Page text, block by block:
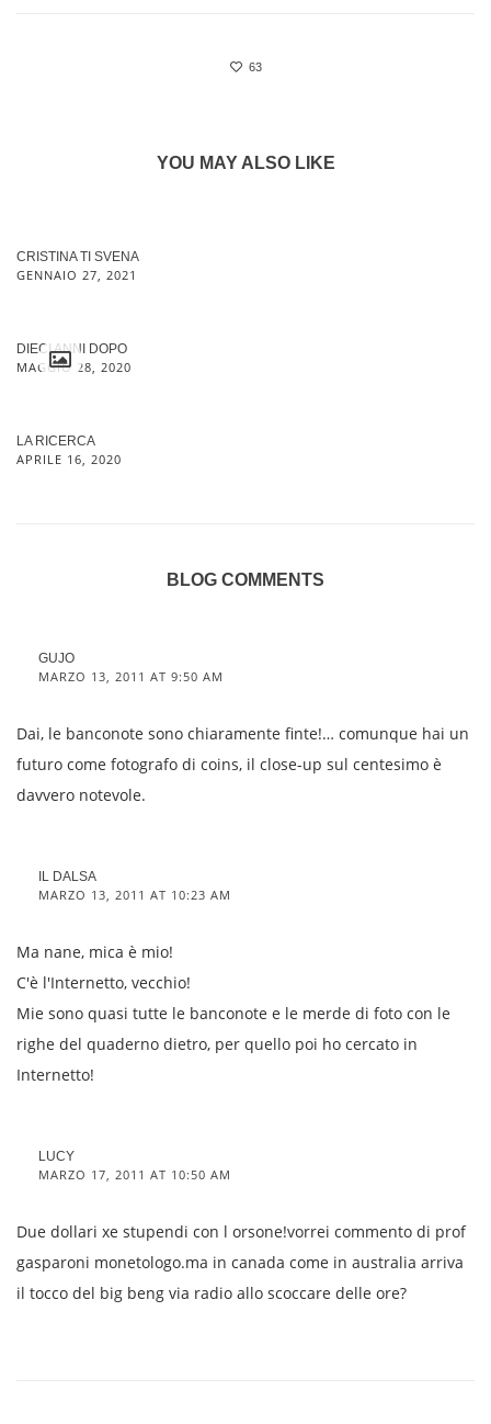
63
YOU MAY ALSO LIKE
CRISTINA TI SVENA
GENNAIO 27, 2021
DIECI ANNI DOPO
MAGGIO 28, 2020
LA RICERCA
APRILE 16, 2020
BLOG COMMENTS
GUJO
MARZO 13, 2011 AT 9:50 AM
Dai, le banconote sono chiaramente finte!… comunque hai un
futuro come fotografo di coins, il close-up sul centesimo è
davvero notevole.
IL DALSA
MARZO 13, 2011 AT 10:23 AM
Ma nane, mica è mio!
C'è l'Internetto, vecchio!
Mie sono quasi tutte le banconote e le merde di foto con le
righe del quaderno dietro, per quello poi ho cercato in
Internetto!
LUCY
MARZO 17, 2011 AT 10:50 AM
Due dollari xe stupendi con l orsone!vorrei commento di prof
gasparoni monetologo.ma in canada come in australia arriva
il tocco del big beng via radio allo scoccare delle ore?